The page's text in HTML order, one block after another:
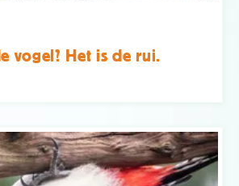
vogel? Het is de rui.